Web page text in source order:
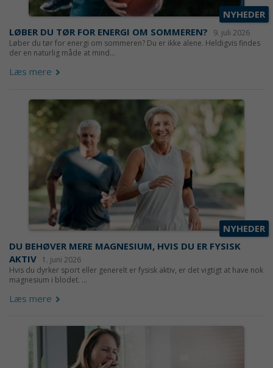
NYHEDER
LØBER DU TØR FOR ENERGI OM SOMMEREN?
9. juli 2026
Løber du tør for energi om sommeren? Du er ikke alene. Heldigvis findes
der en naturlig måde at mind...
Læs mere
NYHEDER
DU BEHØVER MERE MAGNESIUM, HVIS DU ER FYSISK
AKTIV 1. juni 2026
Hvis du dyrker sport eller generelt er fysisk aktiv, er det vigtigt at have nok
magnesium i blodet. ...
Læs mere